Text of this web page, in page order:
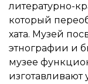
литературно-
который
хата. Музей
этнографии и
музее
изготавливают